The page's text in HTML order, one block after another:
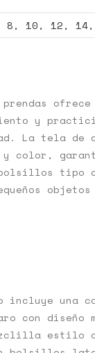
8, 10, 12, 14,
prendas
y
La tela de
y color,
tipo
incluye una
con diseño
estilo